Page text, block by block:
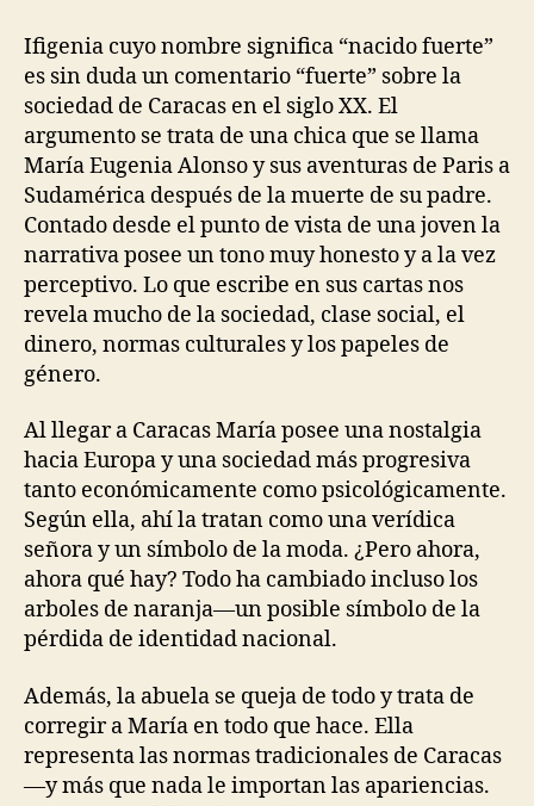
Ifigenia cuyo nombre significa “nacido fuerte”
es sin duda un comentario “fuerte” sobre la
sociedad de Caracas en el siglo XX. El
argumento se trata de una chica que se llama
María Eugenia Alonso y sus aventuras de Paris a
Sudamérica después de la muerte de su padre.
Contado desde el punto de vista de una joven la
narrativa posee un tono muy honesto y a la vez
perceptivo. Lo que escribe en sus cartas nos
revela mucho de la sociedad, clase social, el
dinero, normas culturales y los papeles de
género.
Al llegar a Caracas María posee una nostalgia
hacia Europa y una sociedad más progresiva
tanto económicamente como psicológicamente.
Según ella, ahí la tratan como una verídica
señora y un símbolo de la moda. ¿Pero ahora,
ahora qué hay? Todo ha cambiado incluso los
arboles de naranja—un posible símbolo de la
pérdida de identidad nacional.
Además, la abuela se queja de todo y trata de
corregir a María en todo que hace. Ella
representa las normas tradicionales de Caracas
—y más que nada le importan las apariencias.